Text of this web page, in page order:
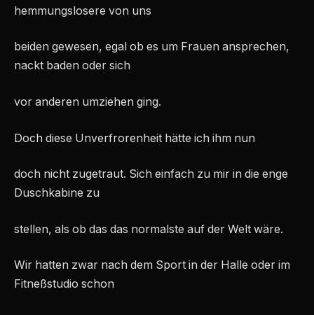
hemmungslosere von uns
beiden gewesen, egal ob es um Frauen ansprechen,
nackt baden oder sich
vor anderen umziehen ging.
Doch diese Unverfrorenheit hätte ich ihm nun
doch nicht zugetraut. Sich einfach zu mir in die enge
Duschkabine zu
stellen, als ob das das normalste auf der Welt wäre.
Wir hatten zwar nach dem Sport in der Halle oder im
Fitneßstudio schon